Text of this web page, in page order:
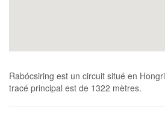
Rabócsiring est un circuit situé en
tracé principal est de 1322 mètres.